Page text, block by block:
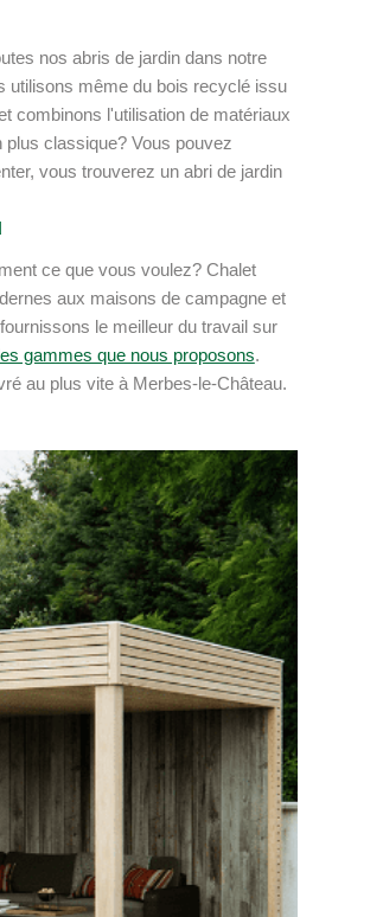
nos abris de jardin dans notre
utilisons même du bois recyclé issu
combinons l'utilisation de matériaux
classique? Vous pouvez
vous trouverez un abri de jardin
ce que vous voulez? Chalet
aux maisons de campagne et
le meilleur du travail sur
gammes que nous proposons.
au plus vite à Merbes-le-Château.